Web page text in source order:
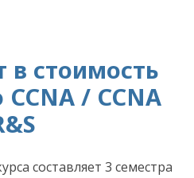
в стоимость
CCNA / CCNA
составляет 3 семестра